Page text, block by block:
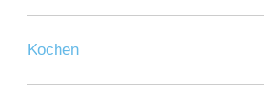
Kochen